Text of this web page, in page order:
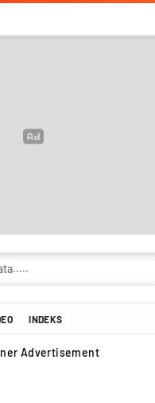
INDEKS